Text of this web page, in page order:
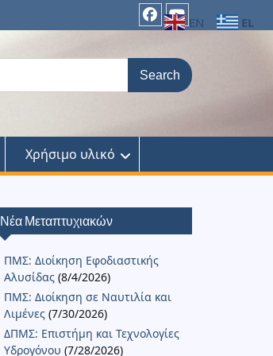
facebookYoutube
Χρήσιμο υλικό
Νέα Μεταπτυχιακών
ΠΜΣ: Διοίκηση Εφοδιαστικής
Αλυσίδας (8/4/2026)
ΠΜΣ: Διοίκηση σε Ναυτιλία και
Λιμένες (7/30/2026)
ΔΠΜΣ: Επιστήμη και Τεχνολογίες
Υδρογόνου (7/28/2026)
EN EL